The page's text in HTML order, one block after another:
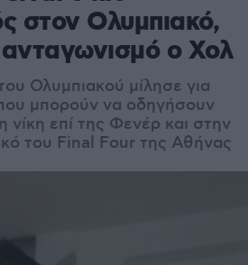
στον Ολυμπιακό,
ο Χολ
Ολυμπιακού μίλησε για
που μπορούν να οδηγήσουν
νίκη επί της Φενέρ και στην
του Final Four της Αθήνας